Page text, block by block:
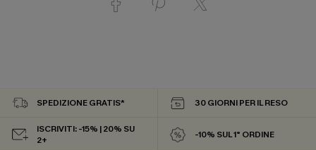
SPEDIZIONE GRATIS* 30 GIORNI PER IL RESO
ISCRIVITI: -15% | 20% SU
2+
-10% SUL 1° ORDINE